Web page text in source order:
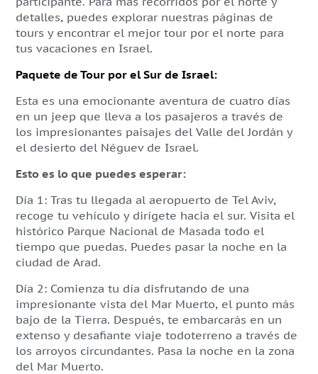
detalles, puedes explorar nuestras páginas de
tours y encontrar el mejor tour por el norte para
tus vacaciones en Israel.
Paquete de Tour por el Sur de Israel:
Esta es una emocionante aventura de cuatro días
en un jeep que lleva a los pasajeros a través de
los impresionantes paisajes del Valle del Jordán y
el desierto del Néguev de Israel.
Esto es lo que puedes esperar:
Día 1: Tras tu llegada al aeropuerto de Tel Aviv,
recoge tu vehículo y dirígete hacia el sur. Visita el
histórico Parque Nacional de Masada todo el
tiempo que puedas. Puedes pasar la noche en la
ciudad de Arad.
Día 2: Comienza tu día disfrutando de una
impresionante vista del Mar Muerto, el punto más
bajo de la Tierra. Después, te embarcarás en un
extenso y desafiante viaje todoterreno a través de
los arroyos circundantes. Pasa la noche en la zona
del Mar Muerto.